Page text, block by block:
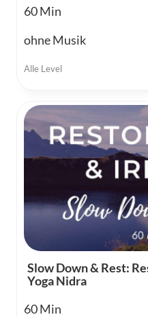
60
ohne Musik
Alle Level
Slow Down & Rest:
Yoga Nidra
60